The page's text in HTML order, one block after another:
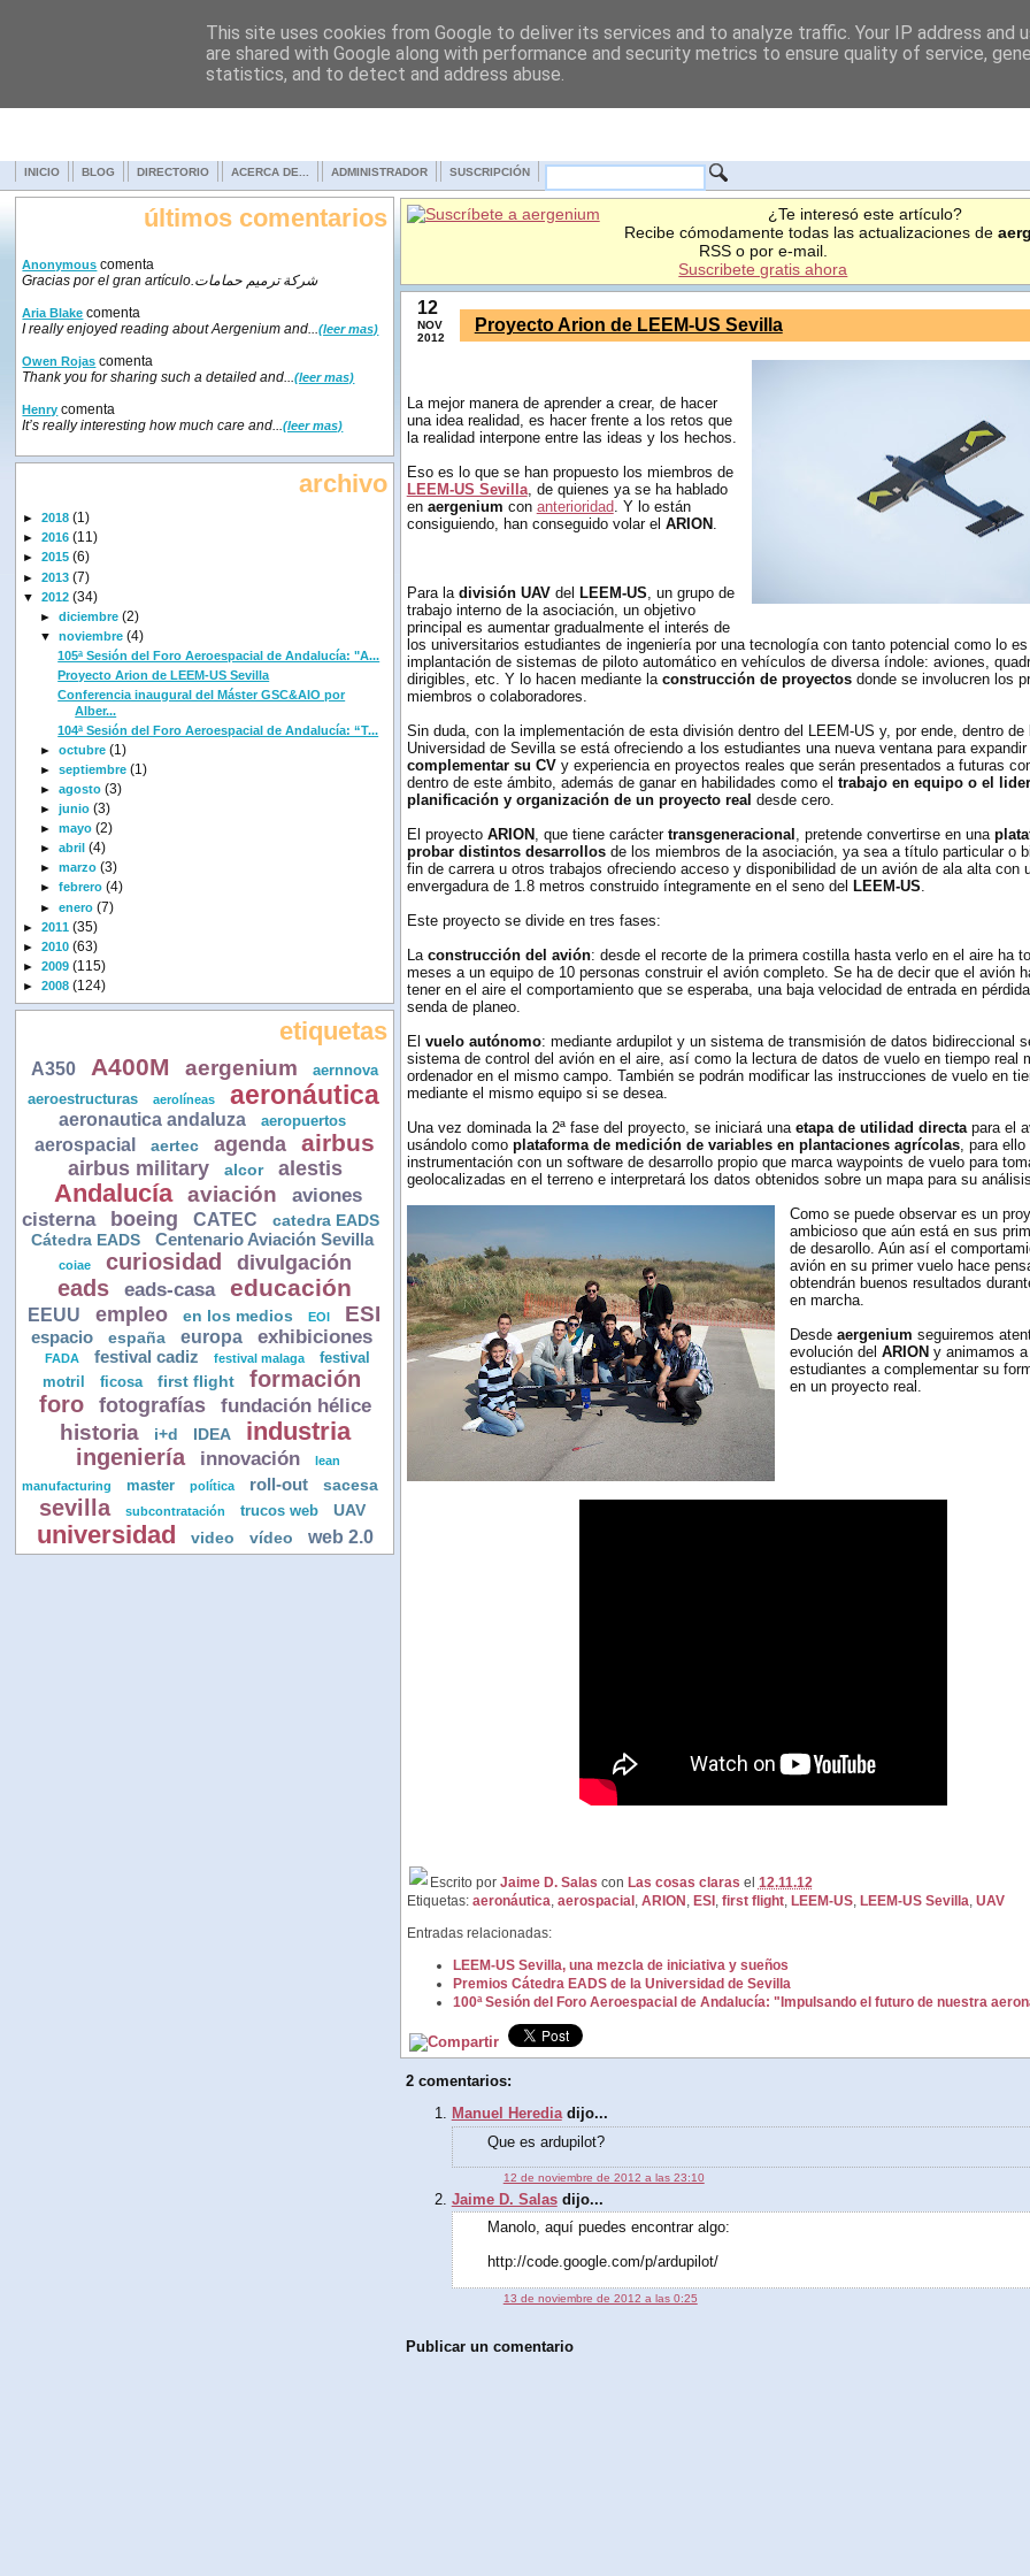
INICIO BLOG DIRECTORIO ACERCA DE... ADMINISTRADOR SUSCRIPCIÓN
últimos comentarios
Anonymous comenta
Gracias por el gran artículo.شركة ترميم حمامات
Aria Blake comenta
I really enjoyed reading about Aergenium and...(leer mas)
Owen Rojas comenta
Thank you for sharing such a detailed and...(leer mas)
Henry comenta
It’s really interesting how much care and...(leer mas)
archivo
►2018 (1)
►2016 (11)
►2015 (6)
►2013 (7)
▼2012 (34)
►diciembre (2)
▼noviembre (4)
105ª Sesión del Foro Aeroespacial de Andalucía: "A...
Proyecto Arion de LEEM-US Sevilla
Conferencia inaugural del Máster GSC&AIO por
Alber...
104ª Sesión del Foro Aeroespacial de Andalucía: “T...
►octubre (1)
►septiembre (1)
►agosto (3)
►junio (3)
►mayo (2)
►abril (4)
►marzo (3)
►febrero (4)
►enero (7)
►2011 (35)
►2010 (63)
►2009 (115)
►2008 (124)
etiquetas
A350 A400M aergenium
aernnova
aeroestructuras
aerolíneas aeronáutica
aeronautica andaluza aeropuertos
aerospacial aertec agenda airbus
airbus military alcor alestis
Andalucía aviación
aviones
cisterna
boeing CATEC
catedra EADS
Cátedra EADS
Centenario Aviación Sevilla
coiae curiosidad divulgación
eads eads-casa educación
EEUU empleo en los medios EOI ESI
espacio españa europa exhibiciones
FADA festival cadiz festival malaga
festival
motril
ficosa first flight
formación
foro
fotografías fundación hélice
historia i+d IDEA industria
ingeniería innovación
lean
manufacturing
master política roll-out sacesa
sevilla subcontratación trucos web UAV
universidad video vídeo web 2.0
¿Te interesó este artículo?
Recibe cómodamente todas las actualizaciones de
RSS o por e-mail.
Suscribete gratis ahora
12
NOV
2012
Proyecto Arion de LEEM-US Sevilla
La mejor manera de aprender a crear, de hacer
una idea realidad, es hacer frente a los retos que
la realidad interpone entre las ideas y los hechos.
Eso es lo que se han propuesto los miembros de
LEEM-US Sevilla, de quienes ya se ha hablado
en aergenium con anterioridad. Y lo están
consiguiendo, han conseguido volar el ARION .
Para ladivisión UAVdel LEEM-US, un grupo de
trabajo interno de la asociación, un objetivo
principal es aumentar gradualmente el interés de
los universitarios estudiantes de ingeniería por una tecnología con tanto potencial como lo
implantación de sistemas de piloto automático en vehículos de diversa índole: aviones,
dirigibles, etc. Y lo hacen mediante la construcción de proyectosdonde se involucren los
miembros o colaboradores.
Sin duda, con la implementación de esta división dentro del LEEM-US y, por ende, dentro de
Universidad de Sevilla se está ofreciendo a los estudiantes una nueva ventana para expandir
complementar su CVy experiencia en proyectos reales que serán presentados a futuras
dentro de este ámbito, además de ganar en habilidades como el trabajo en equipo o el
planificación y organización de un proyecto real desde cero.
El proyecto ARION , que tiene carácter transgeneracional , pretende convertirse en una
probar distintos desarrollosde los miembros de la asociación, ya sea a título particular o
fin de carrera u otros trabajos ofreciendo acceso y disponibilidad de un avión de ala alta con
envergadura de 1.8 metros construido íntegramente en el seno del LEEM-US.
Este proyecto se divide en tres fases:
Laconstrucción del avión: desde el recorte de la primera costilla hasta verlo en el aire ha
meses a un equipo de 10 personas construir el avión completo. Se ha de decir que el avión
tener en el aire el comportamiento que se esperaba, una baja velocidad de entrada en
senda de planeo.
El vuelo autónomo: mediante ardupilot y un sistema de transmisión de datos bidireccional
sistema de control del avión en el aire, así como la lectura de datos de vuelo en tiempo real
ordenador en el mismo campo. También se podrán modificar las instrucciones de vuelo en
mediante el mismo equipo si se desea.
Una vez dominada la 2ª fase del proyecto, se iniciará una etapa de utilidad directapara el
usándolo como plataforma de medición de variables en plantaciones agrícolas, para ello
instrumentación con un software de desarrollo propio que marca waypoints de vuelo para
geolocalizadas en el terreno e interpretará los datos obtenidos sobre un mapa para su
Como se puede observar es un
ambicioso que aún está en sus
de desarollo. Aún así el
avión en su primer vuelo hace
obtendrán buenos resultados
en marcha.
Desde aergenium seguiremos
evolución del ARION y animamos
estudiantes a complementar su
en un proyecto real.
Escrito por Jaime D. Salas con Las cosas claras el 12.11.12
Etiquetas: aeronáutica aerospacial ARION ESI first flight, LEEM-US, LEEM-US Sevilla UAV
Entradas relacionadas:
LEEM-US Sevilla, una mezcla de iniciativa y sueños
Premios Cátedra EADS de la Universidad de Sevilla
100ª Sesión del Foro Aeroespacial de Andalucía: "Impulsando el futuro de nuestra
2 comentarios:
Manuel Herediadijo...
Que es ardupilot?
12 de noviembre de 2012 a las 23:10
Jaime D. Salasdijo...
Manolo, aquí puedes encontrar algo:
http://code.google.com/p/ardupilot/
13 de noviembre de 2012 a las 0:25
Publicar un comentario
This site uses cookies from Google to deliver its services and to analyze traffic. Your IP address and
are shared with Google along with performance and security metrics to ensure quality of service,
statistics, and to detect and address abuse.